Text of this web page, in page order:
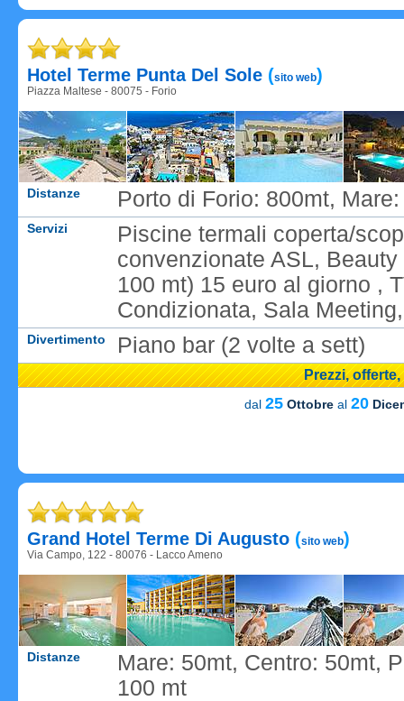
Hotel Terme Punta Del Sole (sito web)
Piazza Maltese - 80075 - Forio
Distanze Porto di Forio: 800mt,
Servizi
Piscine termali coperta/
convenzionate ASL,
100 mt) 15 euro al giorno ,
Condizionata, Sala
Divertimento Piano bar (2 volte a sett)
Prezzi,
dal 25 Ottobre al 20
Grand Hotel Terme Di Augusto (sito web)
Via Campo, 122 - 80076 - Lacco Ameno
Distanze
Mare: 50mt, Centro: 50mt,
100 mt